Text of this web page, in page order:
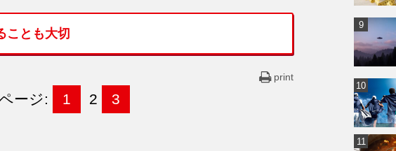
ことも大切
print
ージ: 1 2 3